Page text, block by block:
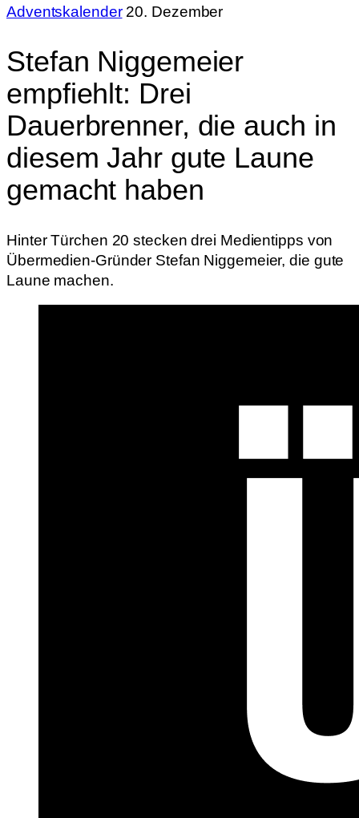
Adventskalender 20. Dezember
Stefan Niggemeier
empfiehlt: Drei
Dauerbrenner, die auch in
diesem Jahr gute Laune
gemacht haben
Hinter Türchen 20 stecken drei Medientipps von
Übermedien-Gründer Stefan Niggemeier, die gute
Laune machen.